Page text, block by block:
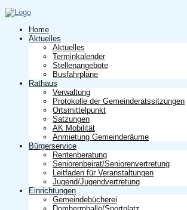
Home
Aktuelles
Aktuelles
Terminkalender
Stellenangebote
Busfahrpläne
Rathaus
Verwaltung
Protokolle der Gemeinderatssitzungen
Ortsmittelpunkt
Satzungen
AK Mobilität
Anmietung Gemeinderäume
Bürgerservice
Rentenberatung
Seniorenbeirat/Seniorenvertretung
Leitfaden für Veranstaltungen
Jugend/Jugendvertretung
Einrichtungen
Gemeindebücherei